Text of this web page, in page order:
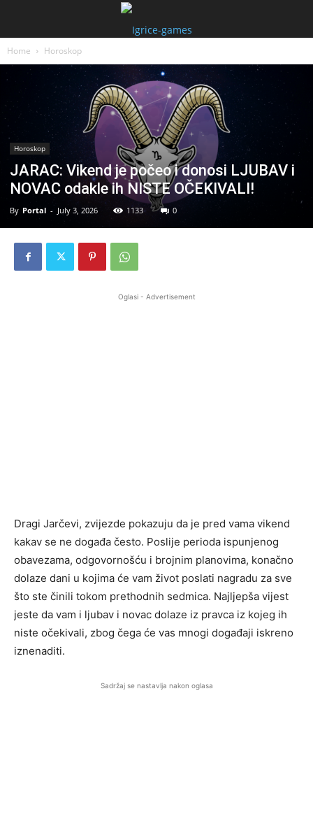
Home Horoskop
Horoskop
JARAC: Vikend je počeo i donosi LJUBAV i
NOVAC odakle ih NISTE OČEKIVALI!
By Portal - July 3, 2026 1133 0
Oglasi - Advertisement
Dragi Jarčevi, zvijezde pokazuju da je pred vama vikend
kakav se ne događa često. Poslije perioda ispunjenog
obavezama, odgovornošću i brojnim planovima, konačno
dolaze dani u kojima će vam život poslati nagradu za sve
što ste činili tokom prethodnih sedmica. Najljepša vijest
jeste da vam i ljubav i novac dolaze iz pravca iz kojeg ih
niste očekivali, zbog čega će vas mnogi događaji iskreno
iznenaditi.
Sadržaj se nastavlja nakon oglasa